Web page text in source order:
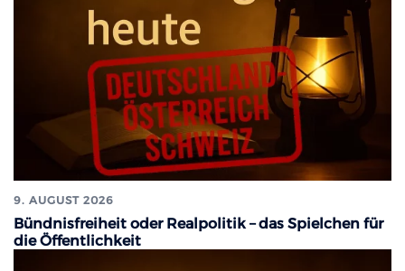
9. AUGUST 2026
Bündnisfreiheit oder Realpolitik – das Spielchen für
die Öffentlichkeit